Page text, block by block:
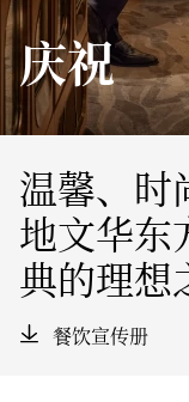
庆祝
温馨、
地文华东
典的理想
餐饮宣传册